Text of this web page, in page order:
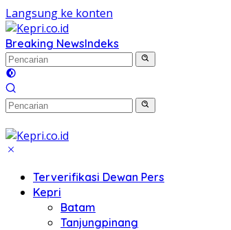
Langsung ke konten
Breaking NewsIndeks
Terverifikasi Dewan Pers
Kepri
Batam
Tanjungpinang